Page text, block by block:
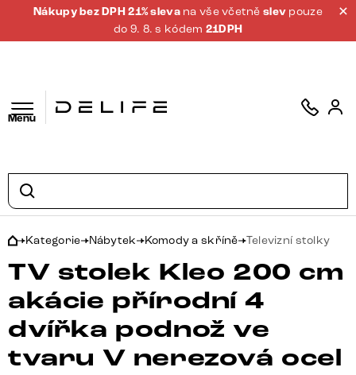
Nákupy bez DPH 21% sleva na vše včetněslev pouze
do 9. 8. s kódem 21DPH
Menu
Kategorie Nábytek Komody a skříně Televizní stolky
TV stolek Kleo 200 cm
akácie přírodní 4
dvířka podnož ve
tvaru V nerezová ocel